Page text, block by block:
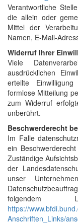
Verantwortliche
die allein oder
Mittel der
Namen, E-Mail-
Widerruf Ihrer
Viele
ausdrücklichen
erteilte
formlose Mitteilung
zum Widerruf
unberührt.
Beschwerderecht
Im Falle
ein
Zuständige
der
unser
folgendem
https://
Anschriften_Links/